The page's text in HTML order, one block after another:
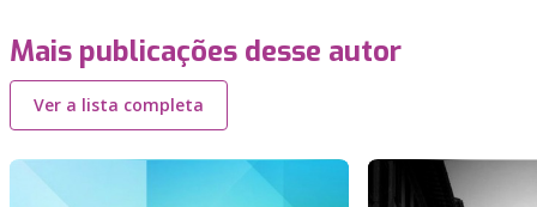
Mais publicações desse autor
Ver a lista completa